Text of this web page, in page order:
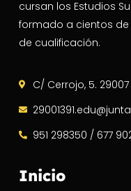
cursan los Estudios
formado a cientos
de cualificación.
C/ Cerrojo, 5.
951 298350 / 677
Inicio